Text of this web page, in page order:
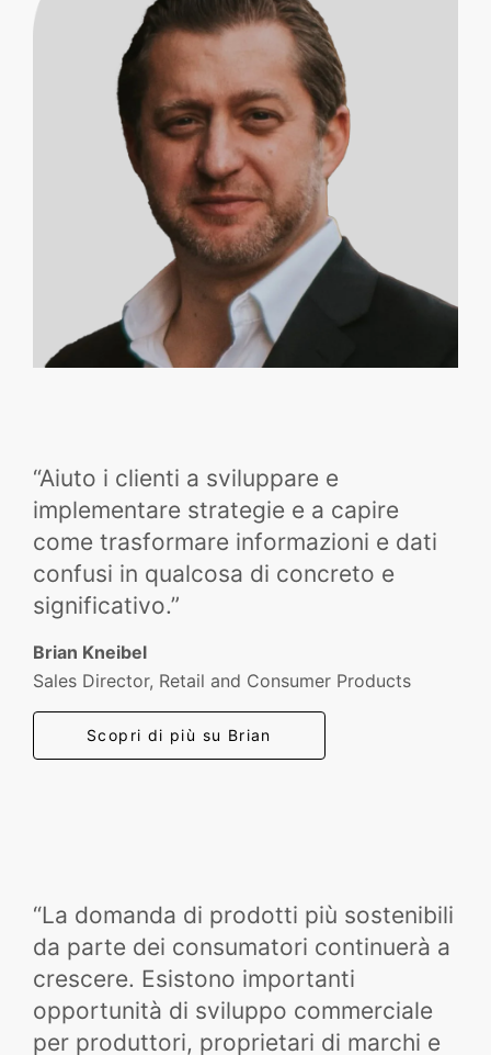
“Aiuto i clienti a sviluppare e
implementare strategie e a capire
come trasformare informazioni e dati
confusi in qualcosa di concreto e
significativo.”
Brian Kneibel
Sales Director, Retail and Consumer Products
Scopri di più su Brian
“La domanda di prodotti più sostenibili
da parte dei consumatori continuerà a
crescere. Esistono importanti
opportunità di sviluppo commerciale
per produttori, proprietari di marchi e